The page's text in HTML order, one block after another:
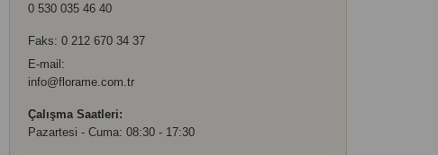
0 530 035 46 40
Faks: 0 212 670 34 37
E-mail:
info@florame.com.tr
Çalışma Saatleri:
Pazartesi - Cuma: 08:30 - 17:30